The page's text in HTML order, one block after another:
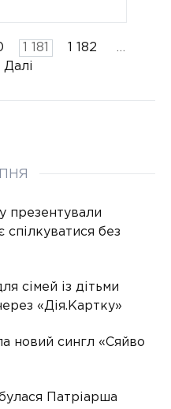
1 181 1 182
…
Далі
презентували
спілкуватися без
сімей із дітьми
«Дія.Картку»
новий сингл «Сяйво
Патріарша